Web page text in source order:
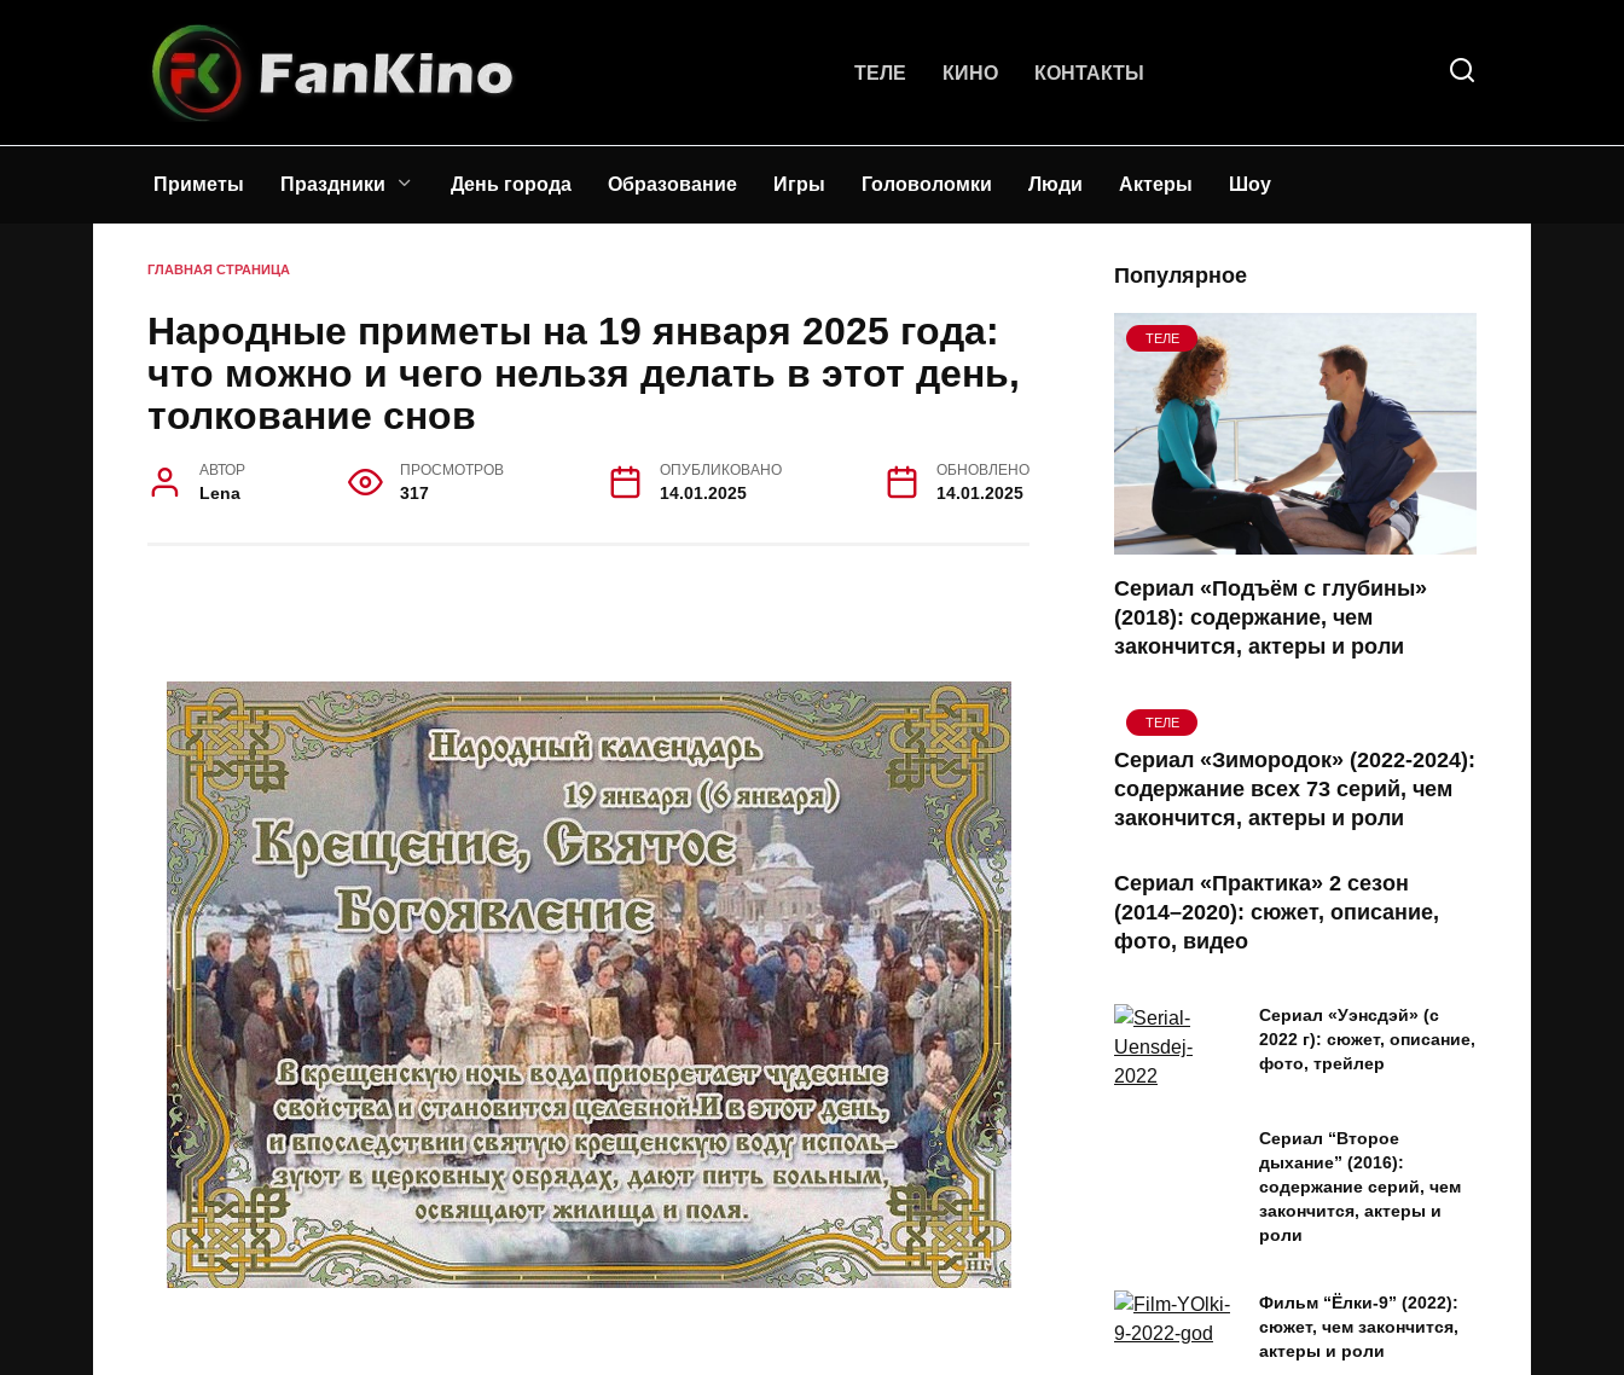
ТЕЛЕ КИНО КОНТАКТЫ
Приметы Праздники День города Образование Игры Головоломки Люди Актеры Шоу
ГЛАВНАЯ СТРАНИЦА
Народные приметы на 19 января 2025 года:
что можно и чего нельзя делать в этот день,
толкование снов
АВТОР
Lena
ПРОСМОТРОВ
317
ОПУБЛИКОВАНО
14.01.2025
ОБНОВЛЕНО
14.01.2025
Популярное
ТЕЛЕ
Сериал «Подъём с глубины»
(2018): содержание, чем
закончится, актеры и роли
ТЕЛЕ
Сериал «Зимородок» (2022-2024):
содержание всех 73 серий, чем
закончится, актеры и роли
Сериал «Практика» 2 сезон
(2014–2020): сюжет, описание,
фото, видео
Сериал «Уэнсдэй» (с
2022 г): сюжет, описание,
фото, трейлер
Сериал “Второе
дыхание” (2016):
содержание серий, чем
закончится, актеры и
роли
Фильм “Ёлки-9” (2022):
сюжет, чем закончится,
актеры и роли